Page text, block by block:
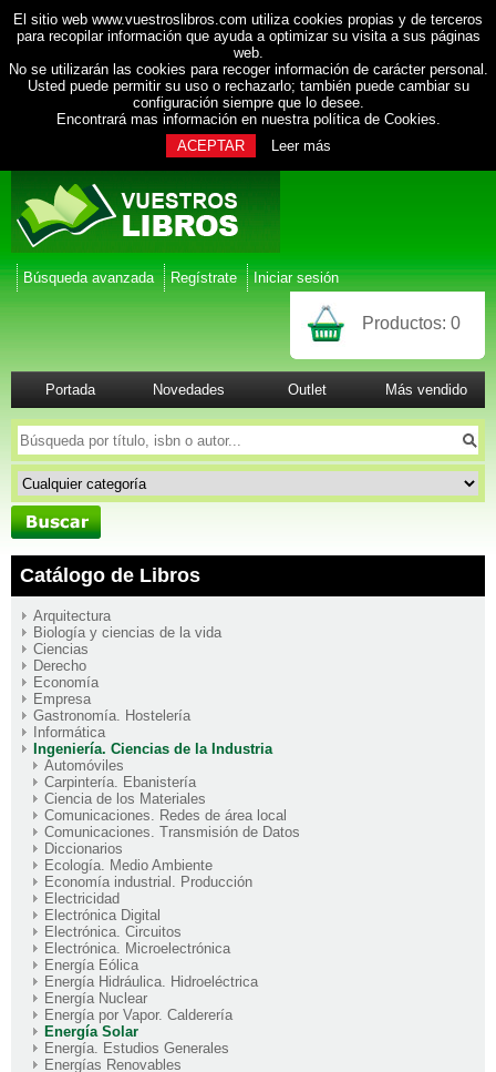
El sitio web www.vuestroslibros.com utiliza cookies propias y de terceros
para recopilar información que ayuda a optimizar su visita a sus páginas
web.
No se utilizarán las cookies para recoger información de carácter personal.
Usted puede permitir su uso o rechazarlo; también puede cambiar su
configuración siempre que lo desee.
Encontrará mas información en nuestra política de Cookies.
ACEPTAR
Leer más
Búsqueda avanzada Regístrate Iniciar sesión
Productos: 0
Portada Novedades Outlet Más vendido
Catálogo de Libros
Arquitectura
Biología y ciencias de la vida
Ciencias
Derecho
Economía
Empresa
Gastronomía. Hostelería
Informática
Ingeniería. Ciencias de la Industria
Automóviles
Carpintería. Ebanistería
Ciencia de los Materiales
Comunicaciones. Redes de área local
Comunicaciones. Transmisión de Datos
Diccionarios
Ecología. Medio Ambiente
Economía industrial. Producción
Electricidad
Electrónica Digital
Electrónica. Circuitos
Electrónica. Microelectrónica
Energía Eólica
Energía Hidráulica. Hidroeléctrica
Energía Nuclear
Energía por Vapor. Calderería
Energía Solar
Energía. Estudios Generales
Energías Renovables